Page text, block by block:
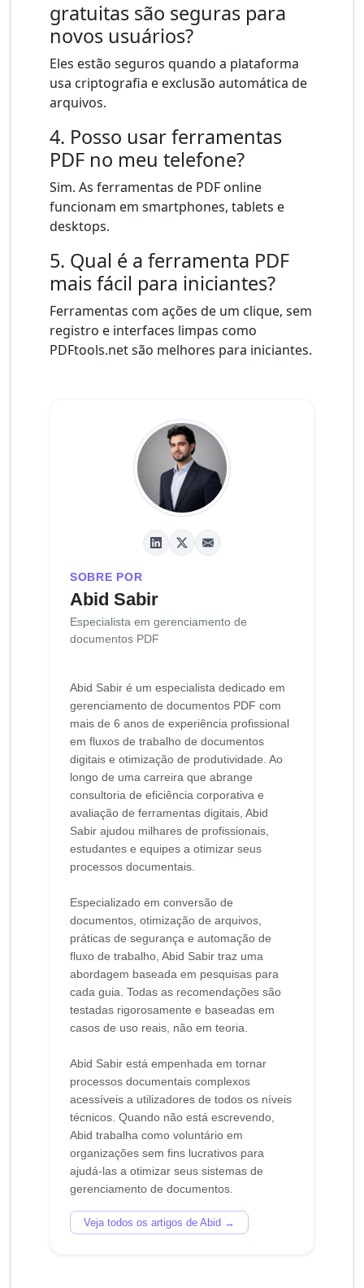
gratuitas são seguras para
novos usuários?
Eles estão seguros quando a plataforma
usa criptografia e exclusão automática de
arquivos.
4. Posso usar ferramentas
PDF no meu telefone?
Sim. As ferramentas de PDF online
funcionam em smartphones, tablets e
desktops.
5. Qual é a ferramenta PDF
mais fácil para iniciantes?
Ferramentas com ações de um clique, sem
registro e interfaces limpas como
PDFtools.net são melhores para iniciantes.
SOBRE POR
Abid Sabir
Especialista em gerenciamento de
documentos PDF
Abid Sabir é um especialista dedicado em
gerenciamento de documentos PDF com
mais de 6 anos de experiência profissional
em fluxos de trabalho de documentos
digitais e otimização de produtividade. Ao
longo de uma carreira que abrange
consultoria de eficiência corporativa e
avaliação de ferramentas digitais, Abid
Sabir ajudou milhares de profissionais,
estudantes e equipes a otimizar seus
processos documentais.
Especializado em conversão de
documentos, otimização de arquivos,
práticas de segurança e automação de
fluxo de trabalho, Abid Sabir traz uma
abordagem baseada em pesquisas para
cada guia. Todas as recomendações são
testadas rigorosamente e baseadas em
casos de uso reais, não em teoria.
Abid Sabir está empenhada em tornar
processos documentais complexos
acessíveis a utilizadores de todos os níveis
técnicos. Quando não está escrevendo,
Abid trabalha como voluntário em
organizações sem fins lucrativos para
ajudá-las a otimizar seus sistemas de
Veja todos os artigos de Abid →